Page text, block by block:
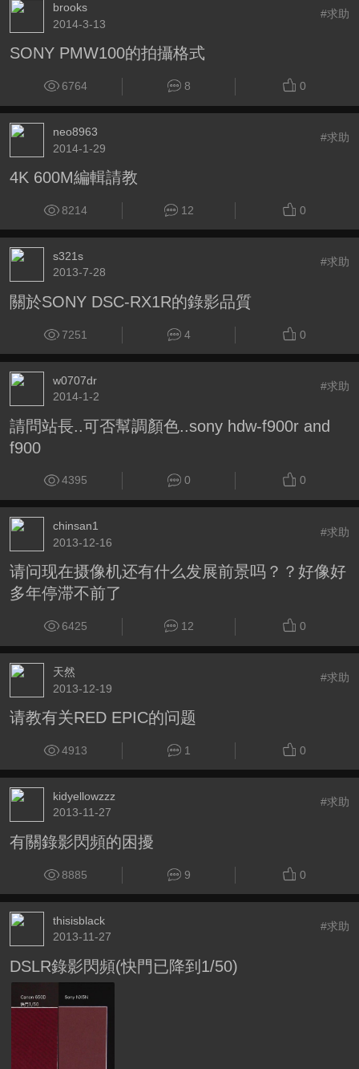
brooks
2014-3-13
#求助
SONY PMW100的拍攝格式
6764 8 0
neo8963
2014-1-29
#求助
4K 600M編輯請教
8214 12 0
s321s
2013-7-28
#求助
關於SONY DSC-RX1R的錄影品質
7251 4 0
w0707dr
2014-1-2
#求助
請問站長..可否幫調顏色..sony hdw-f900r and
f900
4395 0 0
chinsan1
2013-12-16
#求助
请问现在摄像机还有什么发展前景吗？？好像好
多年停滞不前了
6425 12 0
天然
2013-12-19
#求助
请教有关RED EPIC的问题
4913 1 0
kidyellowzzz
2013-11-27
#求助
有關錄影閃頻的困擾
8885 9 0
thisisblack
2013-11-27
#求助
DSLR錄影閃頻(快門已降到1/50)